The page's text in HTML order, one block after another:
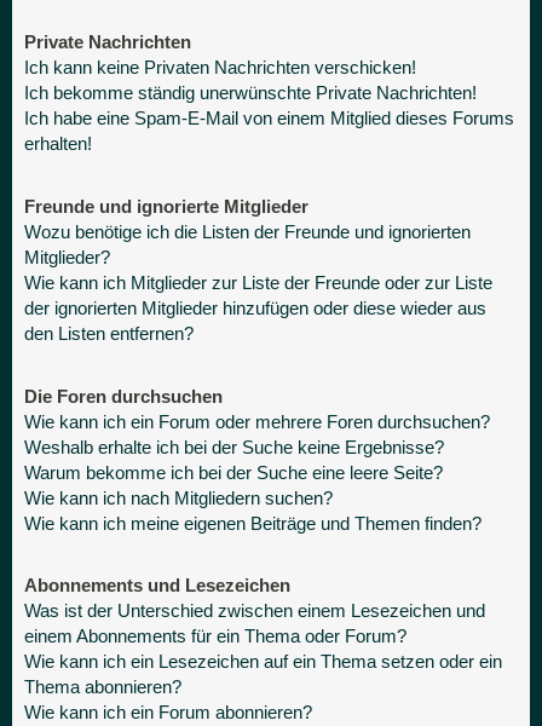
Private Nachrichten
Ich kann keine Privaten Nachrichten verschicken!
Ich bekomme ständig unerwünschte Private Nachrichten!
Ich habe eine Spam-E-Mail von einem Mitglied dieses Forums
erhalten!
Freunde und ignorierte Mitglieder
Wozu benötige ich die Listen der Freunde und ignorierten
Mitglieder?
Wie kann ich Mitglieder zur Liste der Freunde oder zur Liste
der ignorierten Mitglieder hinzufügen oder diese wieder aus
den Listen entfernen?
Die Foren durchsuchen
Wie kann ich ein Forum oder mehrere Foren durchsuchen?
Weshalb erhalte ich bei der Suche keine Ergebnisse?
Warum bekomme ich bei der Suche eine leere Seite?
Wie kann ich nach Mitgliedern suchen?
Wie kann ich meine eigenen Beiträge und Themen finden?
Abonnements und Lesezeichen
Was ist der Unterschied zwischen einem Lesezeichen und
einem Abonnements für ein Thema oder Forum?
Wie kann ich ein Lesezeichen auf ein Thema setzen oder ein
Thema abonnieren?
Wie kann ich ein Forum abonnieren?